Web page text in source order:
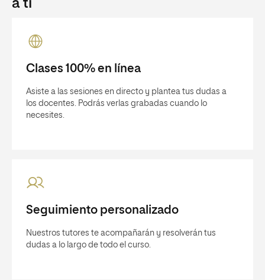
a ti
Clases 100% en línea
Asiste a las sesiones en directo y plantea tus dudas a
los docentes. Podrás verlas grabadas cuando lo
necesites.
Seguimiento personalizado
Nuestros tutores te acompañarán y resolverán tus
dudas a lo largo de todo el curso.